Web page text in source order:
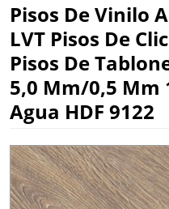
Pisos De Vinilo
LVT Pisos De
Pisos De
5,0 Mm/0,5 Mm
Agua HDF 9122